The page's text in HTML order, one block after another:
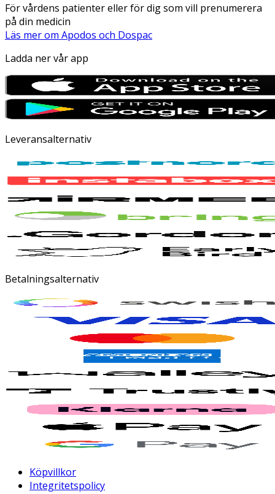
För vårdens patienter eller för dig som vill prenumerera
på din medicin
Läs mer om Apodos och Dospac
Ladda ner vår app
Leveransalternativ
Betalningsalternativ
Köpvillkor
Integritetspolicy